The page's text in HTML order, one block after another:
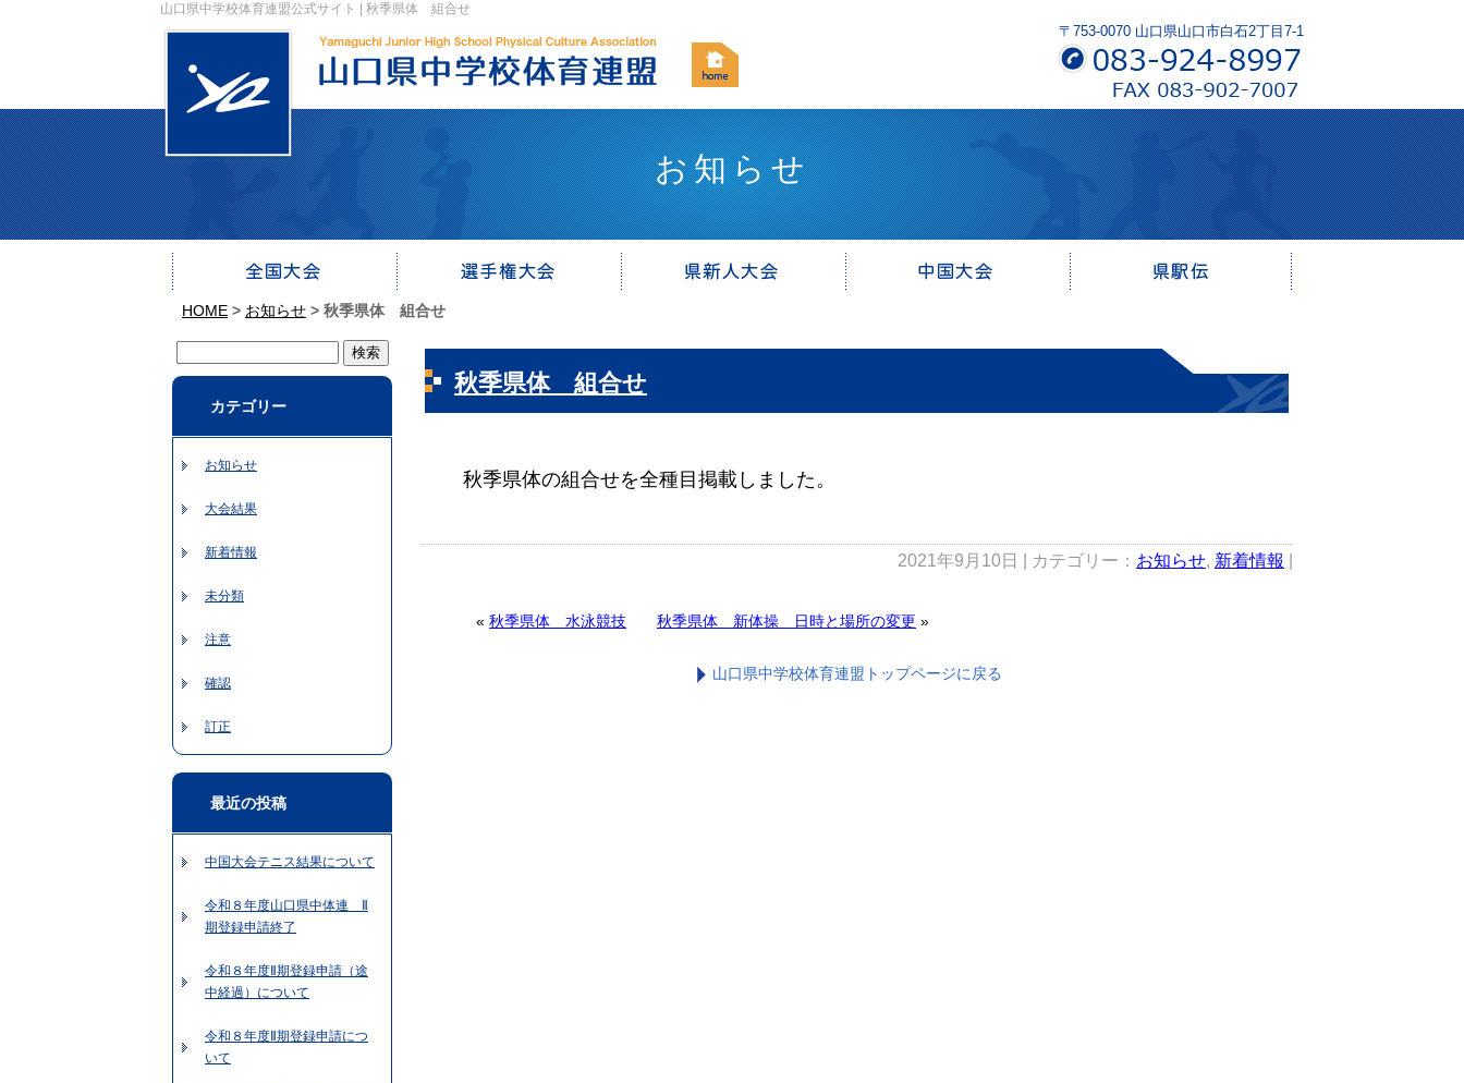
山口県中学校体育連盟公式サイト | 秋季県体 組合せ
〒753-0070 山口県山口市白石2丁目7-1
お知らせ
HOME > お知らせ > 秋季県体 組合せ
カテゴリー
お知らせ
大会結果
新着情報
未分類
注意
確認
訂正
最近の投稿
中国大会テニス結果について
令和８年度山口県中体連 Ⅱ
期登録申請終了
令和８年度Ⅱ期登録申請（途
中経過）について
令和８年度Ⅱ期登録申請につ
いて
秋季県体 組合せ
秋季県体の組合せを全種目掲載しました。
2021年9月10日 | カテゴリー： お知らせ, 新着情報
« 秋季県体 水泳競技 秋季県体 新体操 日時と場所の変更 »
山口県中学校体育連盟トップページに戻る